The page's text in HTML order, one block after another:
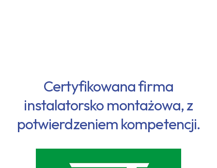
Certyfikowana firma
instalatorsko montażowa, z
potwierdzeniem kompetencji.